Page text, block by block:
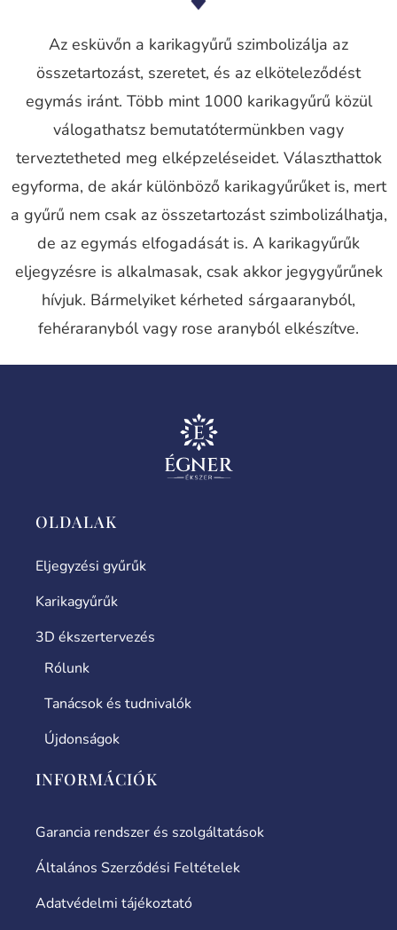
Az esküvőn a karikagyűrű szimbolizálja az
összetartozást, szeretet, és az elköteleződést
egymás iránt. Több mint 1000 karikagyűrű közül
válogathatsz bemutatótermünkben vagy
terveztetheted meg elképzeléseidet. Választhattok
egyforma, de akár különböző karikagyűrűket is, mert
a gyűrű nem csak az összetartozást szimbolizálhatja,
de az egymás elfogadását is. A karikagyűrűk
eljegyzésre is alkalmasak, csak akkor jegygyűrűnek
hívjuk. Bármelyiket kérheted sárgaaranyból,
fehéraranyból vagy rose aranyból elkészítve.
OLDALAK
Eljegyzési gyűrűk
Karikagyűrűk
3D ékszertervezés
Rólunk
Tanácsok és tudnivalók
Újdonságok
INFORMÁCIÓK
Garancia rendszer és szolgáltatások
Általános Szerződési Feltételek
Adatvédelmi tájékoztató